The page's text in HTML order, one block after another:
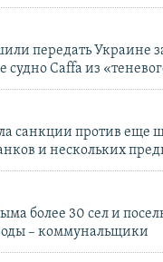
передать Украине
судно Caffa из
санкции против еще
и нескольких
более 30 сел и
– коммунальщики